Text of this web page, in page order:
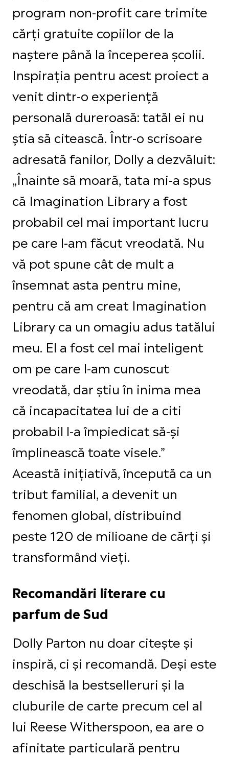
program non-profit care trimite
cărți gratuite copiilor de la
naștere până la începerea școlii.
Inspirația pentru acest proiect a
venit dintr-o experiență
personală dureroasă: tatăl ei nu
știa să citească. Într-o scrisoare
adresată fanilor, Dolly a dezvăluit:
„Înainte să moară, tata mi-a spus
că Imagination Library a fost
probabil cel mai important lucru
pe care l-am făcut vreodată. Nu
vă pot spune cât de mult a
însemnat asta pentru mine,
pentru că am creat Imagination
Library ca un omagiu adus tatălui
meu. El a fost cel mai inteligent
om pe care l-am cunoscut
vreodată, dar știu în inima mea
că incapacitatea lui de a citi
probabil l-a împiedicat să-și
împlinească toate visele.”
Această inițiativă, începută ca un
tribut familial, a devenit un
fenomen global, distribuind
peste 120 de milioane de cărți și
transformând vieți.
Recomandări literare cu
parfum de Sud
Dolly Parton nu doar citește și
inspiră, ci și recomandă. Deși este
deschisă la bestselleruri și la
cluburile de carte precum cel al
lui Reese Witherspoon, ea are o
afinitate particulară pentru